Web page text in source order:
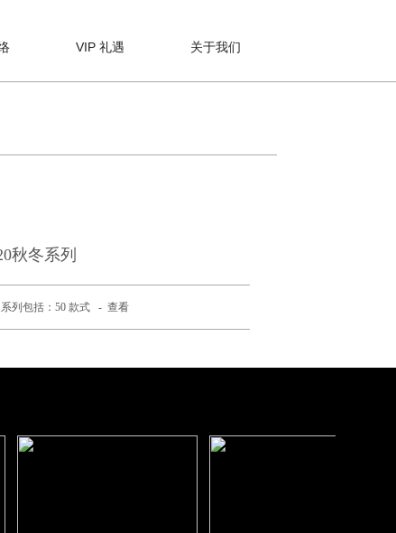
VIP 礼遇 关于我们
秋冬系列
系列包括：50 款式 - 查看